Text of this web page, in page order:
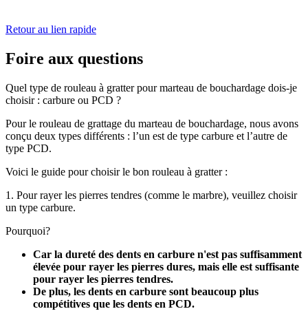
Retour au lien rapide
Foire aux questions
Quel type de rouleau à gratter pour marteau de bouchardage dois-je
choisir : carbure ou PCD ?
Pour le rouleau de grattage du marteau de bouchardage, nous avons
conçu deux types différents : l’un est de type carbure et l’autre de
type PCD.
Voici le guide pour choisir le bon rouleau à gratter :
1. Pour rayer les pierres tendres (comme le marbre), veuillez choisir
un type carbure.
Pourquoi?
Car la dureté des dents en carbure n'est pas suffisamment
élevée pour rayer les pierres dures, mais elle est suffisante
pour rayer les pierres tendres.
De plus, les dents en carbure sont beaucoup plus
compétitives que les dents en PCD.